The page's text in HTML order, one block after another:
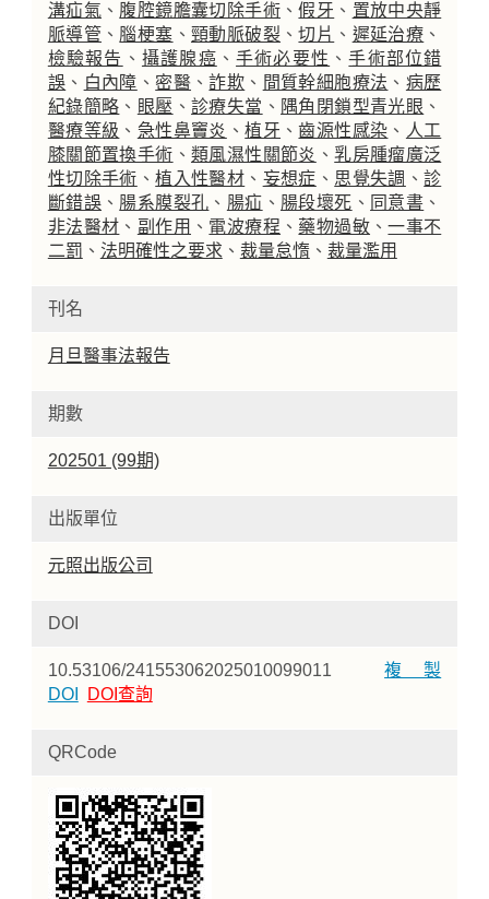
溝疝氣 、 腹腔鏡膽囊切除手術 、假牙 、 置放中央靜
脈導管 、 腦梗塞 、頸動脈破裂 、切片 、 遲延治療 、
檢驗報告 、 攝護腺癌 、手術必要性 、手術部位錯
誤 、 白內障 、 密醫 、詐欺 、 間質幹細胞療法 、 病歷
紀錄簡略 、 眼壓 、診療失當 、 隅角閉鎖型青光眼 、
醫療等級 、 急性鼻竇炎 、植牙 、齒源性感染 、 人工
膝關節置換手術 、類風濕性關節炎 、乳房腫瘤廣泛
性切除手術 、植入性醫材 、 妄想症 、 思覺失調 、診
斷錯誤 、 腸系膜裂孔 、 腸疝 、 腸段壞死 、 同意書 、
非法醫材 、 副作用 、 電波療程 、 藥物過敏 、一事不
二罰 、 法明確性之要求 、 裁量怠惰、 裁量濫用
刊名
月旦醫事法報告
期數
202501 (99期)
出版單位
元照出版公司
DOI
10.53106/241553062025010099011複製
DOI
DOI查詢
QRCode